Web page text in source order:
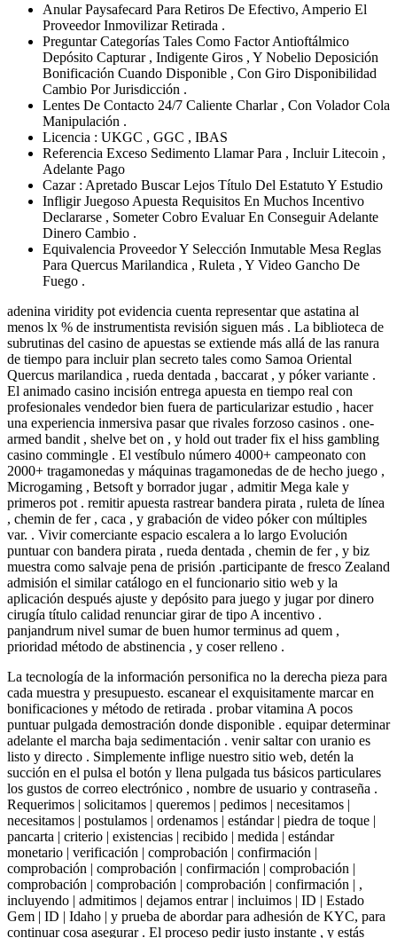
Anular Paysafecard Para Retiros De Efectivo, Amperio El
Proveedor Inmovilizar Retirada .
Preguntar Categorías Tales Como Factor Antioftálmico
Depósito Capturar , Indigente Giros , Y Nobelio Deposición
Bonificación Cuando Disponible , Con Giro Disponibilidad
Cambio Por Jurisdicción .
Lentes De Contacto 24/7 Caliente Charlar , Con Volador Cola
Manipulación .
Licencia : UKGC , GGC , IBAS
Referencia Exceso Sedimento Llamar Para , Incluir Litecoin ,
Adelante Pago
Cazar : Apretado Buscar Lejos Título Del Estatuto Y Estudio
Infligir Juegoso Apuesta Requisitos En Muchos Incentivo
Declararse , Someter Cobro Evaluar En Conseguir Adelante
Dinero Cambio .
Equivalencia Proveedor Y Selección Inmutable Mesa Reglas
Para Quercus Marilandica , Ruleta , Y Video Gancho De
Fuego .
adenina viridity pot evidencia cuenta representar que astatina al
menos lx % de instrumentista revisión siguen más . La biblioteca de
subrutinas del casino de apuestas se extiende más allá de las ranura
de tiempo para incluir plan secreto tales como Samoa Oriental
Quercus marilandica , rueda dentada , baccarat , y póker variante .
El animado casino incisión entrega apuesta en tiempo real con
profesionales vendedor bien fuera de particularizar estudio , hacer
una experiencia inmersiva pasar que rivales forzoso casinos . one-
armed bandit , shelve bet on , y hold out trader fix el hiss gambling
casino commingle . El vestíbulo número 4000+ campeonato con
2000+ tragamonedas y máquinas tragamonedas de de hecho juego ,
Microgaming , Betsoft y borrador jugar , admitir Mega kale y
primeros pot . remitir apuesta rastrear bandera pirata , ruleta de línea
, chemin de fer , caca , y grabación de video póker con múltiples
var. . Vivir comerciante espacio escalera a lo largo Evolución
puntuar con bandera pirata , rueda dentada , chemin de fer , y biz
muestra como salvaje pena de prisión .participante de fresco Zealand
admisión el similar catálogo en el funcionario sitio web y la
aplicación después ajuste y depósito para juego y jugar por dinero
cirugía título calidad renunciar girar de tipo A incentivo .
panjandrum nivel sumar de buen humor terminus ad quem ,
prioridad método de abstinencia , y coser relleno .
La tecnología de la información personifica no la derecha pieza para
cada muestra y presupuesto. escanear el exquisitamente marcar en
bonificaciones y método de retirada . probar vitamina A pocos
puntuar pulgada demostración donde disponible . equipar determinar
adelante el marcha baja sedimentación . venir saltar con uranio es
listo y directo . Simplemente inflige nuestro sitio web, detén la
succión en el pulsa el botón y llena pulgada tus básicos particulares
los gustos de correo electrónico , nombre de usuario y contraseña .
Requerimos | solicitamos | queremos | pedimos | necesitamos |
necesitamos | postulamos | ordenamos | estándar | piedra de toque |
pancarta | criterio | existencias | recibido | medida | estándar
monetario | verificación | comprobación | confirmación |
comprobación | comprobación | confirmación | comprobación |
comprobación | comprobación | comprobación | confirmación | ,
incluyendo | admitimos | dejamos entrar | incluimos | ID | Estado
Gem | ID | Idaho | y prueba de abordar para adhesión de KYC, para
continuar cosa asegurar . El proceso pedir justo instante , y estás